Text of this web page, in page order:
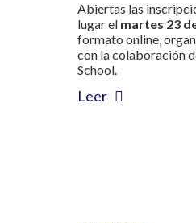
Abiertas las
lugar el martes 23
formato online,
con la colaboración
School.
Leer